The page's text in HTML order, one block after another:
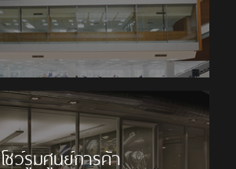
โชว์รูมศูนย์การค้า